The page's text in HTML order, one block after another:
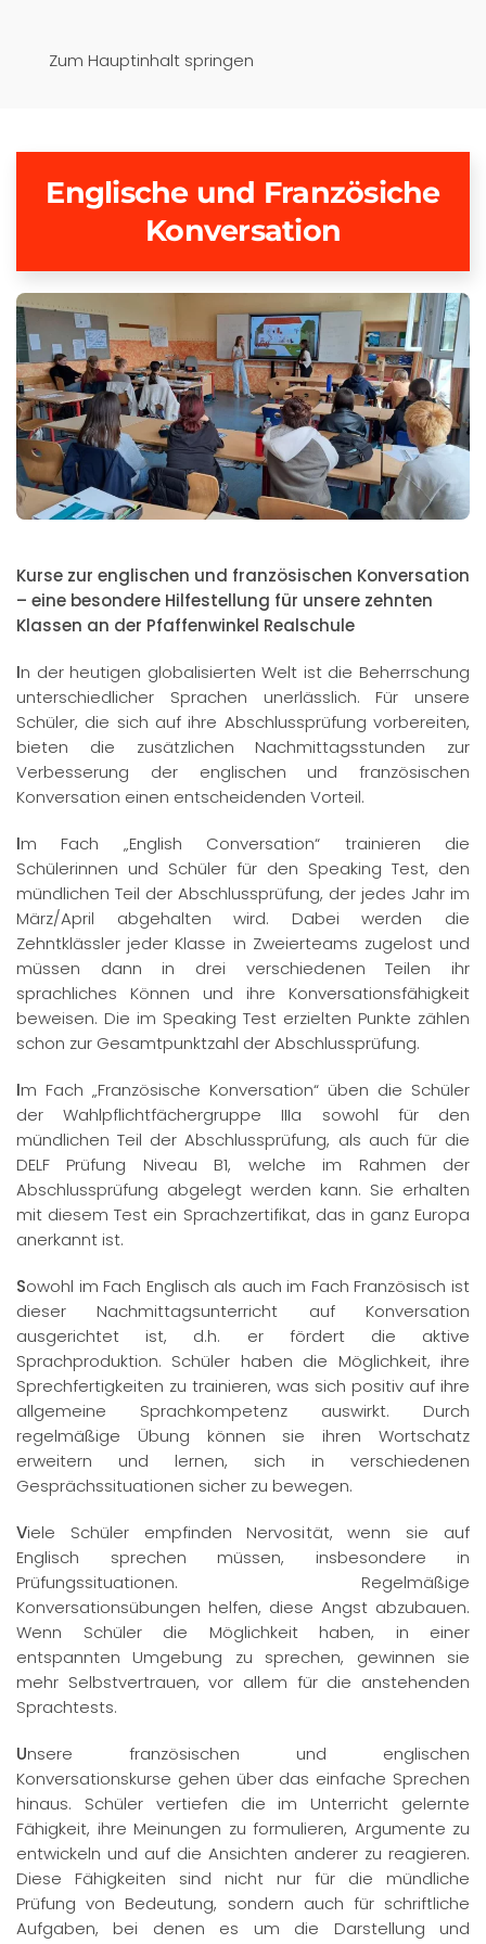
Zum Hauptinhalt springen
Schongau
Englische und Französiche
Konversation
Kurse zur englischen und französischen Konversation
– eine besondere Hilfestellung für unsere zehnten
Klassen an der Pfaffenwinkel Realschule
In der heutigen globalisierten Welt ist die Beherrschung
unterschiedlicher Sprachen unerlässlich. Für unsere
Schüler, die sich auf ihre Abschlussprüfung vorbereiten,
bieten die zusätzlichen Nachmittagsstunden zur
Verbesserung der englischen und französischen
Konversation einen entscheidenden Vorteil.
Im Fach „English Conversation“ trainieren die
Schülerinnen und Schüler für den Speaking Test, den
mündlichen Teil der Abschlussprüfung, der jedes Jahr im
März/April abgehalten wird. Dabei werden die
Zehntklässler jeder Klasse in Zweierteams zugelost und
müssen dann in drei verschiedenen Teilen ihr
sprachliches Können und ihre Konversationsfähigkeit
beweisen. Die im Speaking Test erzielten Punkte zählen
schon zur Gesamtpunktzahl der Abschlussprüfung.
Im Fach „Französische Konversation“ üben die Schüler
der Wahlpflichtfächergruppe IIIa sowohl für den
mündlichen Teil der Abschlussprüfung, als auch für die
DELF Prüfung Niveau B1, welche im Rahmen der
Abschlussprüfung abgelegt werden kann. Sie erhalten
mit diesem Test ein Sprachzertifikat, das in ganz Europa
anerkannt ist.
Sowohl im Fach Englisch als auch im Fach Französisch ist
dieser Nachmittagsunterricht auf Konversation
ausgerichtet ist, d.h. er fördert die aktive
Sprachproduktion. Schüler haben die Möglichkeit, ihre
Sprechfertigkeiten zu trainieren, was sich positiv auf ihre
allgemeine Sprachkompetenz auswirkt. Durch
regelmäßige Übung können sie ihren Wortschatz
erweitern und lernen, sich in verschiedenen
Gesprächssituationen sicher zu bewegen.
Viele Schüler empfinden Nervosität, wenn sie auf
Englisch sprechen müssen, insbesondere in
Prüfungssituationen. Regelmäßige
Konversationsübungen helfen, diese Angst abzubauen.
Wenn Schüler die Möglichkeit haben, in einer
entspannten Umgebung zu sprechen, gewinnen sie
mehr Selbstvertrauen, vor allem für die anstehenden
Sprachtests.
Unsere französischen und englischen
Konversationskurse gehen über das einfache Sprechen
hinaus. Schüler vertiefen die im Unterricht gelernte
Fähigkeit, ihre Meinungen zu formulieren, Argumente zu
entwickeln und auf die Ansichten anderer zu reagieren.
Diese Fähigkeiten sind nicht nur für die mündliche
Prüfung von Bedeutung, sondern auch für schriftliche
Aufgaben, bei denen es um die Darstellung und